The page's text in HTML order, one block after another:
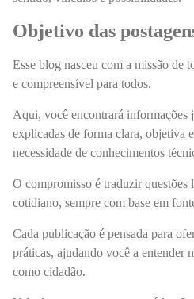
Objetivo das
Esse blog nasceu com a missão de
e compreensível para todos.
Aqui, você encontrará informações
explicadas de forma clara, objetiva
necessidade de conhecimentos
O compromisso é traduzir questões
cotidiano, sempre com base em
Cada publicação é pensada para
práticas, ajudando você a entender
como cidadão.